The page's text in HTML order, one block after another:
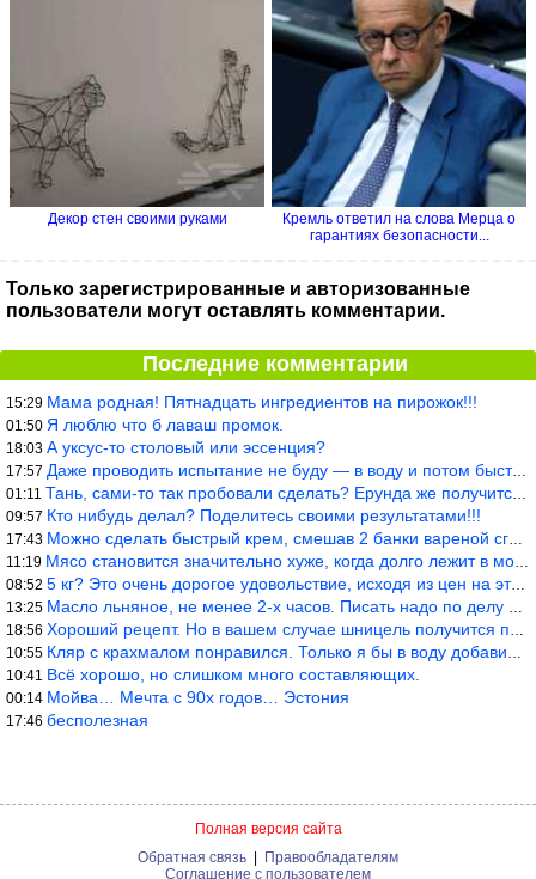
Декор стен своими руками
Кремль ответил на слова Мерца о
гарантиях безопасности...
Только зарегистрированные и авторизованные
пользователи могут оставлять комментарии.
Последние комментарии
15:29 Мама родная! Пятнадцать ингредиентов на пирожок!!!
01:50 Я люблю что б лаваш промок.
18:03 А уксус-то столовый или эссенция?
17:57 Даже проводить испытание не буду — в воду и потом быстро в раска
01:11 Тань, сами-то так пробовали сделать? Ерунда же получится. Нет, с
09:57 Кто нибудь делал? Поделитесь своими результатами!!!
17:43 Можно сделать быстрый крем, смешав 2 банки вареной сгущенки со с
11:19 Мясо становится значительно хуже, когда долго лежит в морозилке
08:52 5 кг? Это очень дорогое удовольствие, исходя из цен на эту ягоду
13:25 Масло льняное, не менее 2-х часов. Писать надо по делу и подробн
18:56 Хороший рецепт. Но в вашем случае шницель получится парено-варен
10:55 Кляр с крахмалом понравился. Только я бы в воду добавил бы молок
10:41 Всё хорошо, но слишком много составляющих.
00:14 Мойва… Мечта с 90х годов… Эстония
17:46 бесполезная
Полная версия сайта
Обратная связь
Правообладателям
Соглашение с пользователем